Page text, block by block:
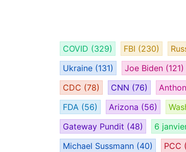
COVID (329) FBI (230)
Ukraine (131) Joe Biden (121)
CDC (78) CNN (76)
FDA (56) Arizona (56)
Gateway Pundit (48) 6
Michael Sussmann (40) PCC